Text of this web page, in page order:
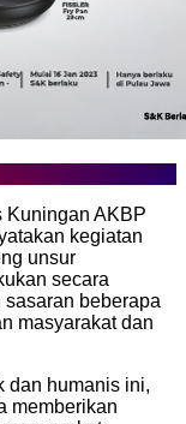
Kuningan AKBP
kegiatan
unsur
secara
beberapa
masyarakat dan
dan humanis ini,
memberikan